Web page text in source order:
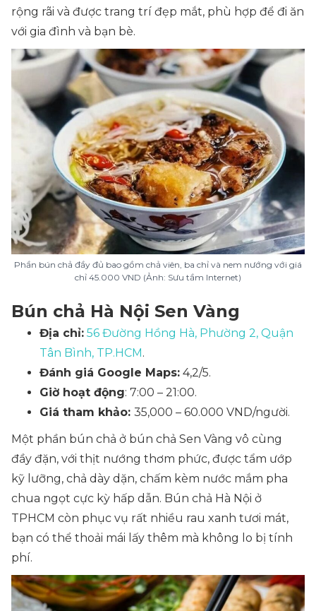
rộng rãi và được trang trí đẹp mắt, phù hợp để đi ăn
với gia đình và bạn bè.
Phần bún chả đầy đủ bao gồm chả viên, ba chỉ và nem nướng với giá
chỉ 45.000 VND (Ảnh: Sưu tầm Internet)
Bún chả Hà Nội Sen Vàng
Địa chỉ: 56 Đường Hồng Hà, Phường 2, Quận
Tân Bình, TP.HCM.
Đánh giá Google Maps: 4,2/5.
Giờ hoạt động: 7:00 – 21:00.
Giá tham khảo: 35,000 – 60.000 VND/người.
Một phần bún chả ở bún chả Sen Vàng vô cùng
đầy đặn, với thịt nướng thơm phức, được tẩm ướp
kỹ lưỡng, chả dày dặn, chấm kèm nước mắm pha
chua ngọt cực kỳ hấp dẫn. Bún chả Hà Nội ở
TPHCM còn phục vụ rất nhiều rau xanh tươi mát,
bạn có thể thoải mái lấy thêm mà không lo bị tính
phí.